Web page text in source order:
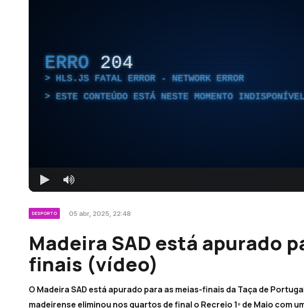
ERRO 204
HLS.JS FATAL ERROR - NETWORK ERROR
ESTE CONTEÚDO ESTÁ NESTE MOMENTO INDISPONÍVEL
DESPORTO 05 abr, 2025, 22:48
Madeira SAD está apurado
finais (vídeo)
O Madeira SAD está apurado para as meias-finais da Taça de
madeirense eliminou nos quartos de final o Recreio 1º de Maio com